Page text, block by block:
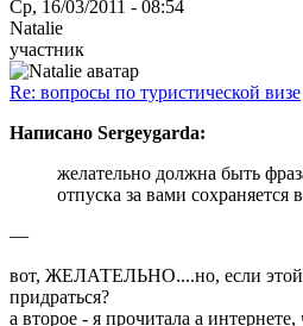
Ср, 16/03/2011 - 08:54
Natalie
участник
Re: вопросы по туристической визе
Написано Sergeygarda:
желательно должна быть
отпуска за вами сохраняется
—
вот, ЖЕЛАТЕЛЬНО....но, если этой
придраться?
а второе - я прочитала а